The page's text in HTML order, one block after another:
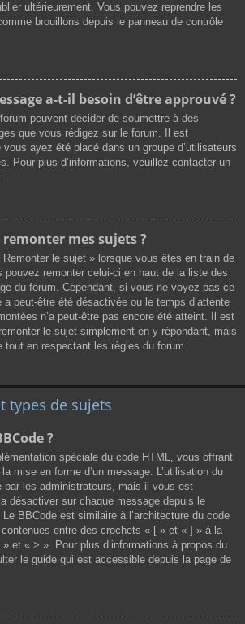
ultérieurement. Vous pouvez reprendre les
brouillons depuis le panneau de contrôle
a-t-il besoin d’être approuvé ?
peuvent décider de soumettre à des
que vous rédigez sur le forum. Il est
ayez été placé dans un groupe d’utilisateurs
Pour plus d’informations, veuillez contacter un
mes sujets ?
le sujet » lorsque vous êtes en train de
pouvez remonter celui-ci en haut de la liste des
du forum. Cependant, si vous ne voyez pas ce
a peut-être été désactivée ou le temps d’attente
n’a peut-être pas encore été atteint. Il est
le sujet simplement en y répondant, mais
tout en respectant les règles du forum.
types de sujets
?
spéciale du code HTML, vous offrant
mise en forme d’un message. L’utilisation du
par les administrateurs, mais il vous est
désactiver sur chaque message depuis le
BBCode est similaire à l’architecture du code
entre des crochets « [ » et « ] » à la
et « > ». Pour plus d’informations à propos du
le guide qui est accessible depuis la page de